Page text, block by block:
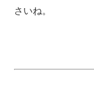
さいね。